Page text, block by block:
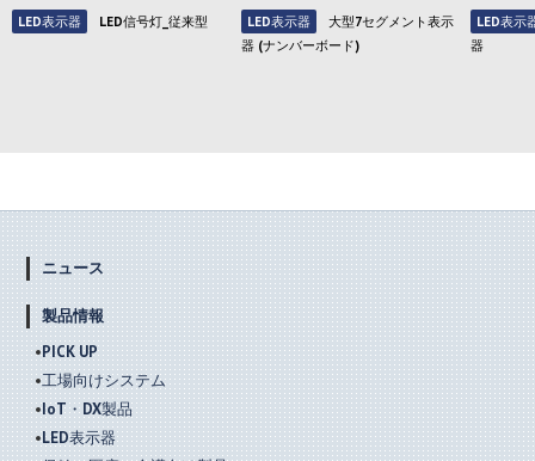
LED表示器 LED信号灯_従来型 LED表示器
大型7セグメント表示
器 (ナンバーボード)
LED表示
器
ニュース
製品情報
PICK UP
工場向けシステム
IoT・DX製品
LED表示器